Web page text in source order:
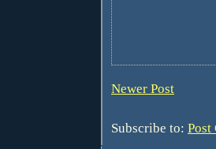
Newer Post
Subscribe to: Post